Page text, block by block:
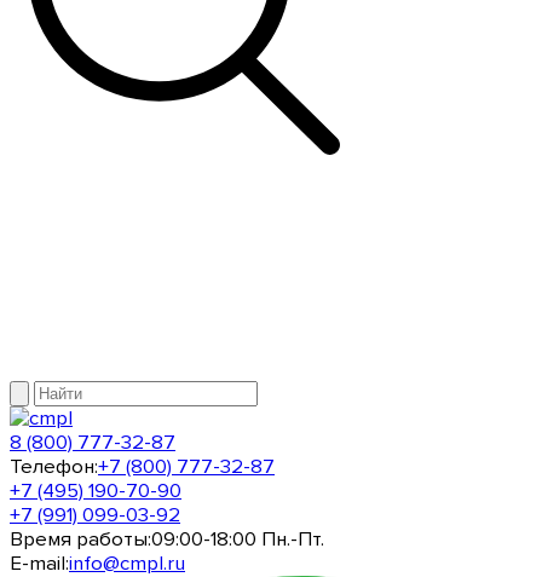
8 (800) 777-32-87
Телефон:+7 (800) 777-32-87
+7 (495) 190-70-90
+7 (991) 099-03-92
Время работы:09:00-18:00 Пн.-Пт.
E-mail:info@cmpl.ru